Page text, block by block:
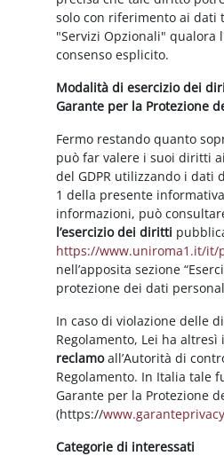
solo con riferimento ai
"Servizi Opzionali" qualora
consenso esplicito.
Modalità di esercizio dei
Garante per la Protezione
Fermo restando quanto
può far valere i suoi diritti
del GDPR utilizzando i dati
1 della presente
informazioni, può
l’esercizio dei diritti
https://www.uniroma1.it/it/
nell’apposita sezione
protezione dei dati
In caso di violazione delle
Regolamento, Lei ha
reclamoall’Autorità di
Regolamento. In Italia tale
Garante per la Protezione
(https://
Categorie di interessati